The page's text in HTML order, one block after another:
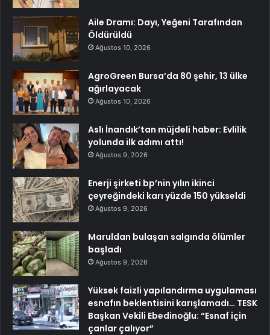
Aile Dramı: Dayı, Yeğeni Tarafından
Öldürüldü
Ağustos 10, 2026
AgroGreen Bursa’da 80 şehir, 13 ülke
ağırlayacak
Ağustos 10, 2026
Aslı İnandık’tan müjdeli haber: Evlilik
yolunda ilk adımı attı!
Ağustos 9, 2026
Enerji şirketi bp’nin yılın ikinci
çeyreğindeki karı yüzde 150 yükseldi
Ağustos 9, 2026
Maruldan bulaşan salgında ölümler
başladı
Ağustos 9, 2026
Yüksek faizli yapılandırma uygulaması
esnafın beklentisini karışlamadı… TESK
Başkan Vekili Ebedinoğlu: “Esnaf için
çanlar çalıyor”